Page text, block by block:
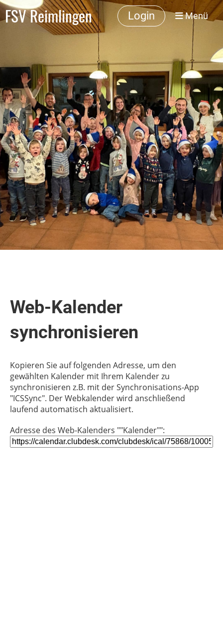
FSV Reimlingen Login Menü
Web-Kalender
synchronisieren
Kopieren Sie auf folgenden Adresse, um den
gewählten Kalender mit Ihrem Kalender zu
synchronisieren z.B. mit der Synchronisations-App
"ICSSync". Der Webkalender wird anschließend
laufend automatisch aktualisiert.
Adresse des Web-Kalenders ""Kalender"":